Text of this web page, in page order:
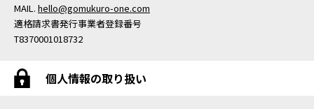
MAIL. hello@gomukuro-one.com
適格請求書発行事業者登録番号
T8370001018732
個人情報の取り扱い